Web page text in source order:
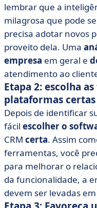
lembrar que a
milagrosa que pode
precisa adotar novos
proveito dela. Uma
empresa em geral e
atendimento ao
Etapa 2: escolha
plataformas certas
Depois de identificar
fácil escolher o
CRM certa. Assim
ferramentas, você
para melhorar o
da funcionalidade, a
devem ser levadas